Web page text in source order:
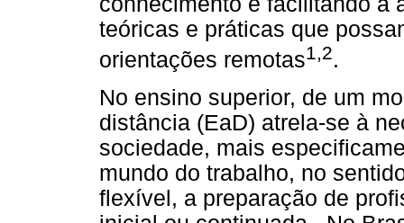
teóricas e práticas que
orientações remotas1,2.
No ensino superior, de um
distância (EaD) atrela-se à
sociedade, mais
mundo do trabalho, no
flexível, a preparação de